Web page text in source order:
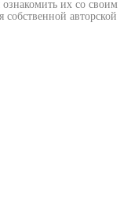
их со своим
авторской